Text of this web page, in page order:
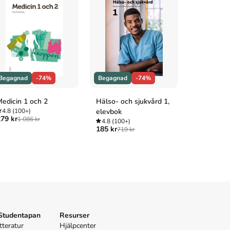
-74%
1 och 2
4.8(100+)
kr1 086 kr
Begagnad -74%
Hälso- och sjukvård 1,
elevbok
4.8 (100+)
185 kr719 kr
Resurser
Hjälpcenter